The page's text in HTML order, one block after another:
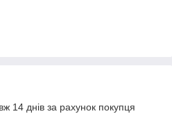
14 днів за рахунок покупця